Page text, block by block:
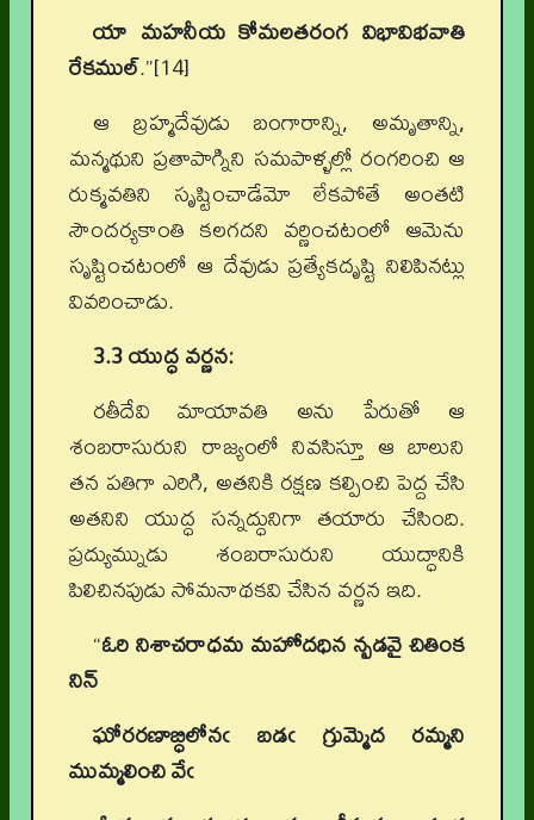
యా మహనీయ కోమలతరంగ విభావిభవాతి
రేకముల్.”[14]
ఆ బ్రహ్మదేవుడు బంగారాన్ని, అమృతాన్ని,
మన్మథుని ప్రతాపాగ్నిని సమపాళ్ళల్లో రంగరించి ఆ
రుక్మవతిని సృష్టించాడేమో లేకపోతే అంతటి
సౌందర్యకాంతి కలగదని వర్ణించటంలో ఆమెను
సృష్టించటంలో ఆ దేవుడు ప్రత్యేకదృష్టి నిలిపినట్లు
వివరించాడు.
3.3 యుద్ధ వర్ణన:
రతీదేవి మాయావతి అను పేరుతో ఆ
శంబరాసురుని రాజ్యంలో నివసిస్తూ ఆ బాలుని
తన పతిగా ఎరిగి, అతనికి రక్షణ కల్పించి పెద్ద చేసి
అతనిని యుద్ధ సన్నద్ధునిగా తయారు చేసింది.
ప్రద్యుమ్నుడు శంబరాసురుని యుద్ధానికి
పిలిచినపుడు సోమనాథకవి చేసిన వర్ణన ఇది.
“ఓరి నిశాచరాధమ మహోదధిన న్బడవై చితింక
నిన్
ఘోరరణాబ్ధిలోనఁ బడఁ గ్రుమ్మెద రమ్మని
ముమ్మలించి వేఁ